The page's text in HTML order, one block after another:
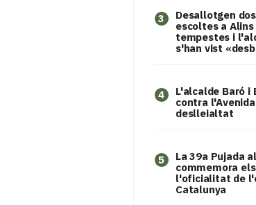
3
​Desallotgen
escoltes a
tempestes i
s'han vist
4
L'alcalde Baró i
contra
deslleialtat
5
​La 39a Pujada
commemora
l'oficialitat de
Catalunya